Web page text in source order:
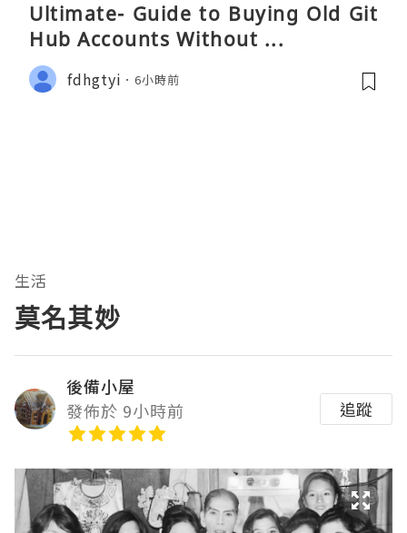
Ultimate- Guide to Buying Old Git
Hub Accounts Without ...
fdhgtyi 6小時前
生活
莫名其妙
後備小屋
發佈於 9小時前
追蹤